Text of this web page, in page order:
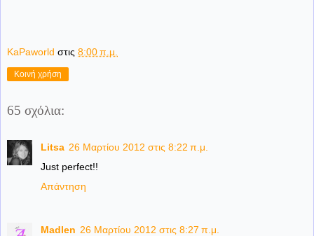
KaPaworld στις 8:00 π.μ.
Κοινή χρήση
65 σχόλια:
Litsa 26 Μαρτίου 2012 στις 8:22 π.μ.
Just perfect!!
Απάντηση
Madlen 26 Μαρτίου 2012 στις 8:27 π.μ.